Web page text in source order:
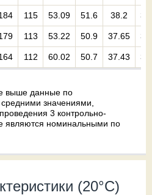
115 53.09 51.6 38.2
113 53.22 50.9 37.65
112 60.02 50.7 37.43
выше данные по
значениями,
3 контрольно-
являются номинальными по
(20°C)